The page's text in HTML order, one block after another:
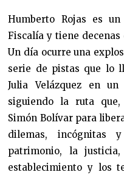
Humberto Rojas es
Fiscalía y tiene
Un día ocurre una
serie de pistas que lo
Julia Velázquez en
siguiendo la ruta
Simón Bolívar para
dilemas, incógnitas
patrimonio, la
establecimiento y los